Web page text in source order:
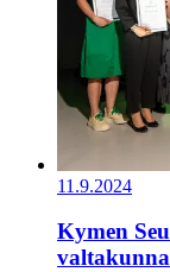
11.9.2024
Kymen